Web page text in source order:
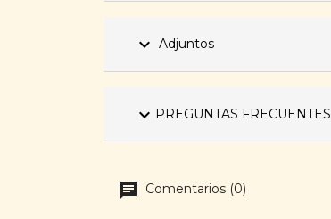
expand_more Adjuntos
expand_more PREGUNTAS FRECUENTES
Comentarios (0)